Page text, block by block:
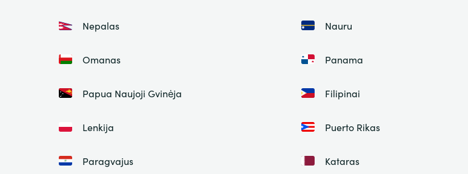
Nepalas Nauru
Omanas Panama
Papua Naujoji Gvinėja Filipinai
Lenkija Puerto Rikas
Paragvajus Kataras